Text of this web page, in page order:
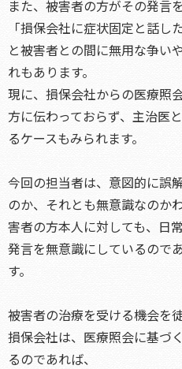
また、被害者の方がその発言
「損保会社に症状固定と話
と被害者との間に無用な争い
れもあります。
現に、損保会社からの医療照
方に伝わっておらず、主治医
るケースもみられます。
今回の担当者は、意図的に誤
のか、それとも無意識なのか
害者の方本人に対しても、日
発言を無意識にしているので
す。
被害者の治療を受ける機会を
損保会社は、医療照会に基づ
るのであれば、